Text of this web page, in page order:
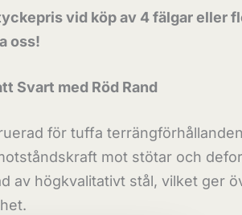
vid köp av 4 fälgar eller
oss!
Svart med Röd Rand
för tuffa
mot stötar och
av högkvalitativt stål, vilket ger